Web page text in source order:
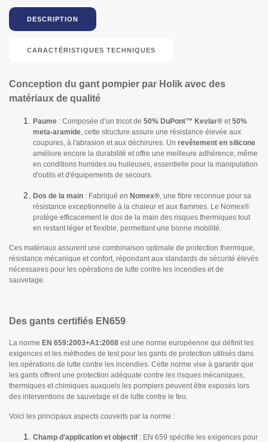
DESCRIPTION
CARACTÉRISTIQUES TECHNIQUES
Conception du gant pompier par Holik avec des
matériaux de qualité
Paume : Composée d’un tricot de 50% DuPont™ Kevlar® et50%
meta-aramide, cette structure assure une résistance élevée aux
coupures, à l'abrasion et aux déchirures. Un revêtement en silicone
améliore encore la durabilité et offre une meilleure adhérence, même
en conditions humides ou huileuses, essentielle pour la manipulation
d'outils et d'équipements de secours.
Dos de la main : Fabriqué en Nomex®, une fibre reconnue pour sa
résistance exceptionnelle à la chaleur et aux flammes. Le Nomex®
protège efficacement le dos de la main des risques thermiques tout
en restant léger et flexible, permettant une bonne mobilité.
Ces matériaux assurent une combinaison optimale de protection thermique,
résistance mécanique et confort, répondant aux standards de sécurité élevés
nécessaires pour les opérations de lutte contre les incendies et de
sauvetage.
Des gants certifiés EN659
La norme EN 659:2003+A1:2008 est une norme européenne qui définit les
exigences et les méthodes de test pour les gants de protection utilisés dans
les opérations de lutte contre les incendies. Cette norme vise à garantir que
les gants offrent une protection adéquate contre les risques mécaniques,
thermiques et chimiques auxquels les pompiers peuvent être exposés lors
des interventions de sauvetage et de lutte contre le feu.
Voici les principaux aspects couverts par la norme :
Champ d'application et objectif : EN 659 spécifie les exigences pour